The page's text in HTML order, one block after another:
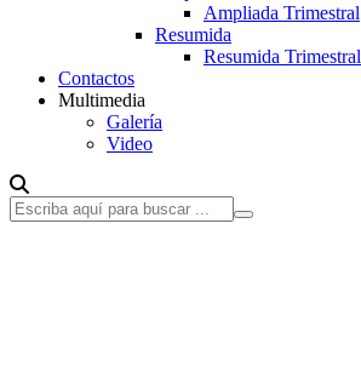
Ampliada Trimestral
Resumida
Resumida Trimestral
Contactos
Multimedia
Galería
Video